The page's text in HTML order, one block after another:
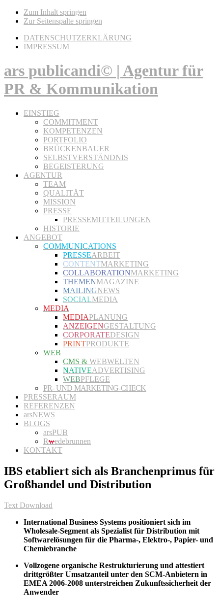
Zum Inhalt springen
Zur Seitenspalte springen
DATENSCHUTZERKLÄRUNG
IMPRESSUM
ars publicandi© | Agentur für
PR & Kommunikation
EINSTIEG
COMMITMENT
KOMPETENZEN
PORTFOLIO
BRÜCKENBAUER
SELBSTVERSTÄNDNIS
BEGEISTERUNG
AGENTUR
TEAM
QUALITÄT
MISSION
PRESSE
PRESSEMITTEILUNGEN
HISTORIE
ANGEBOT
COMMUNICATIONS
PRESSEARBEIT
CONTENTMARKETING
COLLABORATIONMARKETING
THEMENMAGAZINE
MAILINGNEWS
SOCIALMEDIA
MEDIA
MEDIAPLANUNG
ANZEIGENGESTALTUNG
CORPORATEDESIGN
PRINTPRODUKTE
WEB
CMS & WEBWELTEN
NATIVEADVERTISING
WEBPFLEGE
PR- UND MARKETING-CHECK
PRESSERAUM
REFERENZEN
arsNEWS
BLOGS
arsPUB
Rwedebrunnen
KONTAKT
IBS etabliert sich als Branchenprimus für
Großhandel und Distribution
Text Download
International Business Systems positioniert sich im
Wholesale-Segment als Spezialist für Distribution mit
Softwarelösungen für die Pharma-, Elektro-, Papier- und
Chemiebranche
Vollzogene organische Restrukturierung und attestiert
drittgrößter Umsatzanteil unter den SCM-Anbietern in
EMEA 2006-2008 unterstreichen Zukunftssicherheit der
Anwender